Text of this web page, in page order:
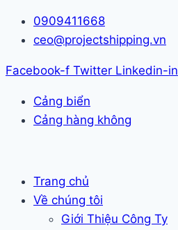
Skip
0909411668
ceo@projectshipping.vn
Facebook-f Twitter Linkedin-in
Cảng biển
Cảng hàng không
Trang chủ
Về chúng tôi
Giới Thiệu Công Ty